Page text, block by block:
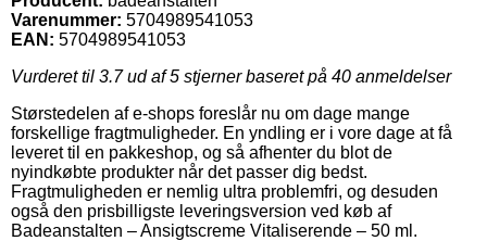
Varenummer: 5704989541053
EAN: 5704989541053
Vurderet til 3.7ud af 5 stjerner baseret på 40 anmeldelser
Størstedelen af e-shops foreslår nu om dage mange
forskellige fragtmuligheder. En yndling er i vore dage at få
leveret til en pakkeshop, og så afhenter du blot de
nyindkøbte produkter når det passer dig bedst.
Fragtmuligheden er nemlig ultra problemfri, og desuden
også den prisbilligste leveringsversion ved køb af
Badeanstalten – Ansigtscreme Vitaliserende – 50 ml.